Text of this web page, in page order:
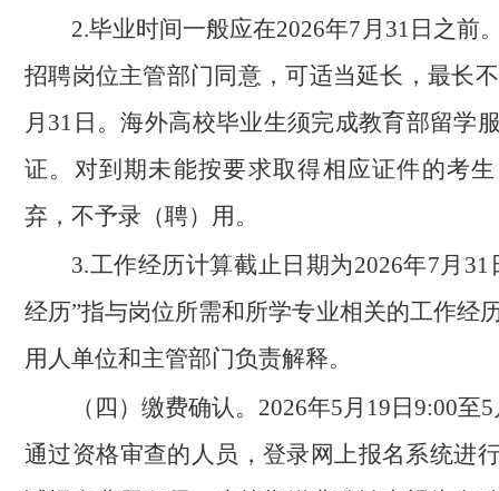
2.毕业时间一般应在2026年7月31日之前
招聘岗位主管部门同意，可适当延长，最长
月31日。海外高校毕业生须完成教育部留学
证。对到期未能按要求取得相应证件的考
弃，不予录（聘）用。
3.工作经历计算截止日期为2026年7月31
经历”指与岗位所需和所学专业相关的工作经
用人单位和主管部门负责解释。
（四）缴费确认。 2026年5月19日9:00至
通过资格审查的人员，登录网上报名系统进